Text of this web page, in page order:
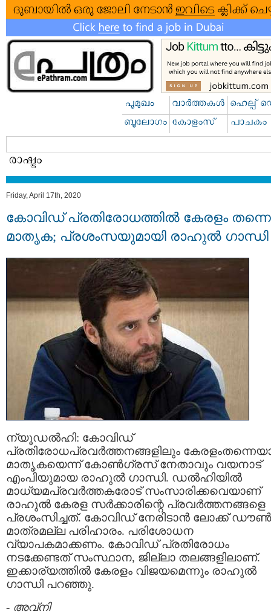
Friday, April 17th, 2020
കോവിഡ്‌ പ്രതിരോധത്തിൽ കേരളം തന്നെ
മാതൃക; പ്രശംസയുമായി രാഹുൽ ഗാന്ധി
ന്യൂഡൽഹി: കോവിഡ്‌
പ്രതിരോധപ്രവർത്തനങ്ങളിലും
മാതൃകയെന്ന്‌ കോൺഗ്രസ്‌ നേതാവും വയനാട്‌
എംപിയുമായ രാഹുൽ ഗാന്ധി. ഡൽഹിയിൽ
മാധ്യമപ്രവർത്തകരോട്‌ സംസാരിക്കവെയാണ്‌
രാഹുൽ കേരള സർക്കാരിന്റെ പ്രവർത്തനങ്ങളെ
പ്രശംസിച്ചത്‌. കോവിഡ്‌ നേരിടാൻ ലോക്ക് ഡൗണ്‍
മാത്രമല്ല പരിഹാരം. പരിശോധന
വ്യാപകമാക്കണം. കോവിഡ് പ്രതിരോധം
നടക്കേണ്ടത് സംസ്ഥാന, ജില്ലാ തലങ്ങളിലാണ്.
ഇക്കാര്യത്തില്‍ കേരളം വിജയമെന്നും രാഹുല്‍
ഗാന്ധി പറഞ്ഞു.
- അവ്നി